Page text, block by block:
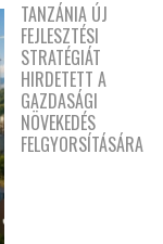
TANZÁNIA ÚJ
FEJLESZTÉSI
STRATÉGIÁT
HIRDETETT A
GAZDASÁGI
NÖVEKEDÉS
FELGYORSÍTÁSÁRA